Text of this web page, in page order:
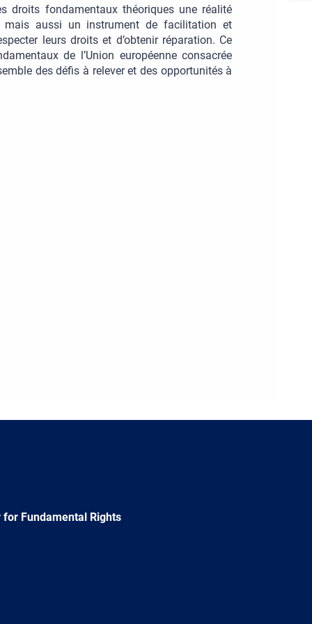
droits fondamentaux théoriques une réalité
mais aussi un instrument de facilitation et
leurs droits et d’obtenir réparation. Ce
de l’Union européenne consacrée
des défis à relever et des opportunités à
Fundamental Rights